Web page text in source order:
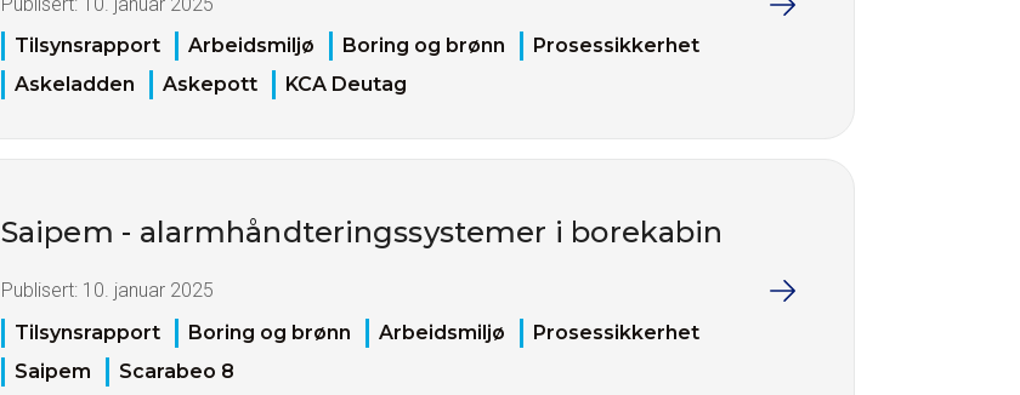
Tilsynsrapport
Arbeidsmiljø Boring og brønn
Prosessikkerhet
Askeladden
Askepott KCA Deutag
Saipem - alarmhåndteringssystemer i borekabin
Publisert: 10. januar 2025
Tilsynsrapport
Boring og brønn Arbeidsmiljø
Prosessikkerhet
Saipem
Scarabeo 8